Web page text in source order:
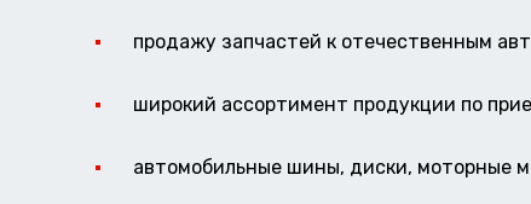
продажу запчастей к отечественным
широкий ассортимент продукции по
автомобильные шины, диски, моторные